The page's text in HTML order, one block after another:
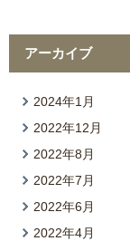
アーカイブ
2024年1月
2022年12月
2022年8月
2022年7月
2022年6月
2022年4月